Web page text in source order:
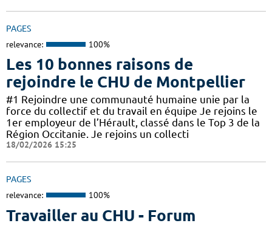
PAGES
relevance: 100%
Les 10 bonnes raisons de
rejoindre le CHU de Montpellier
#1 Rejoindre une communauté humaine unie par la
force du collectif et du travail en équipe Je rejoins le
1er employeur de l’Hérault, classé dans le Top 3 de la
Région Occitanie. Je rejoins un collecti
18/02/2026 15:25
PAGES
relevance: 100%
Travailler au CHU - Forum